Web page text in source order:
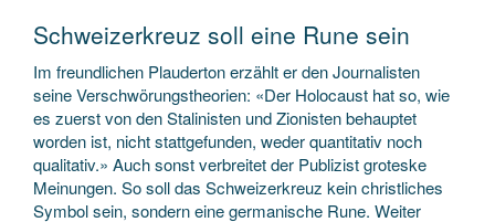
Schweizerkreuz soll eine Rune sein
Im freundlichen Plauderton erzählt er den Journalisten
seine Verschwörungstheorien: «Der Holocaust hat so, wie
es zuerst von den Stalinisten und Zionisten behauptet
worden ist, nicht stattgefunden, weder quantitativ noch
qualitativ.» Auch sonst verbreitet der Publizist groteske
Meinungen. So soll das Schweizerkreuz kein christliches
Symbol sein, sondern eine germanische Rune. Weiter